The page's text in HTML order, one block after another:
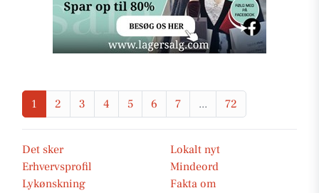
1 2 3 4 5 6 7 ... 72
Det sker
Lokalt nyt
Erhvervsprofil
Mindeord
Lykønskning
Fakta om